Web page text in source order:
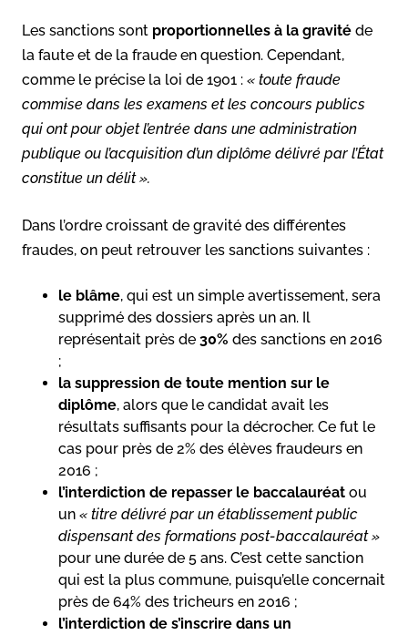
Les sanctions sont proportionnelles à la gravité de
la faute et de la fraude en question. Cependant,
comme le précise la loi de 1901 : « toute fraude
commise dans les examens et les concours publics
qui ont pour objet l’entrée dans une administration
publique ou l’acquisition d’un diplôme délivré par l’État
constitue un délit ».
Dans l’ordre croissant de gravité des différentes
fraudes, on peut retrouver les sanctions suivantes :
le blâme, qui est un simple avertissement, sera
supprimé des dossiers après un an. Il
représentait près de 30% des sanctions en 2016
;
la suppression de toute mention sur le
diplôme, alors que le candidat avait les
résultats suffisants pour la décrocher. Ce fut le
cas pour près de 2% des élèves fraudeurs en
2016 ;
l’interdiction de repasser le baccalauréat ou
un « titre délivré par un établissement public
dispensant des formations post-baccalauréat »
pour une durée de 5 ans. C’est cette sanction
qui est la plus commune, puisqu’elle concernait
près de 64% des tricheurs en 2016 ;
l’interdiction de s’inscrire dans un